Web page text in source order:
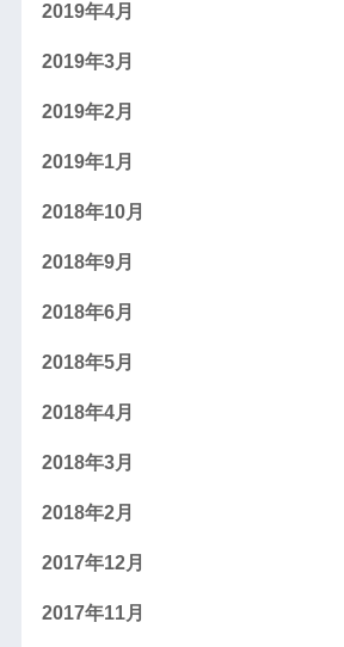
2019年4月
2019年3月
2019年2月
2019年1月
2018年10月
2018年9月
2018年6月
2018年5月
2018年4月
2018年3月
2018年2月
2017年12月
2017年11月